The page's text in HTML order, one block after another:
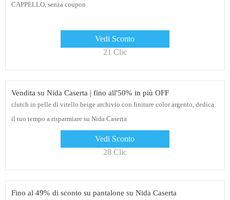
CAPPELLO, senza coupon
Vedi Sconto
21 Clic
Vendita su Nida Caserta | fino all'50% in più OFF
clutch in pelle di vitello beige archivio con finiture color argento, dedica
il tuo tempo a risparmiare su Nida Caserta
Vedi Sconto
28 Clic
Fino al 49% di sconto su pantalone su Nida Caserta